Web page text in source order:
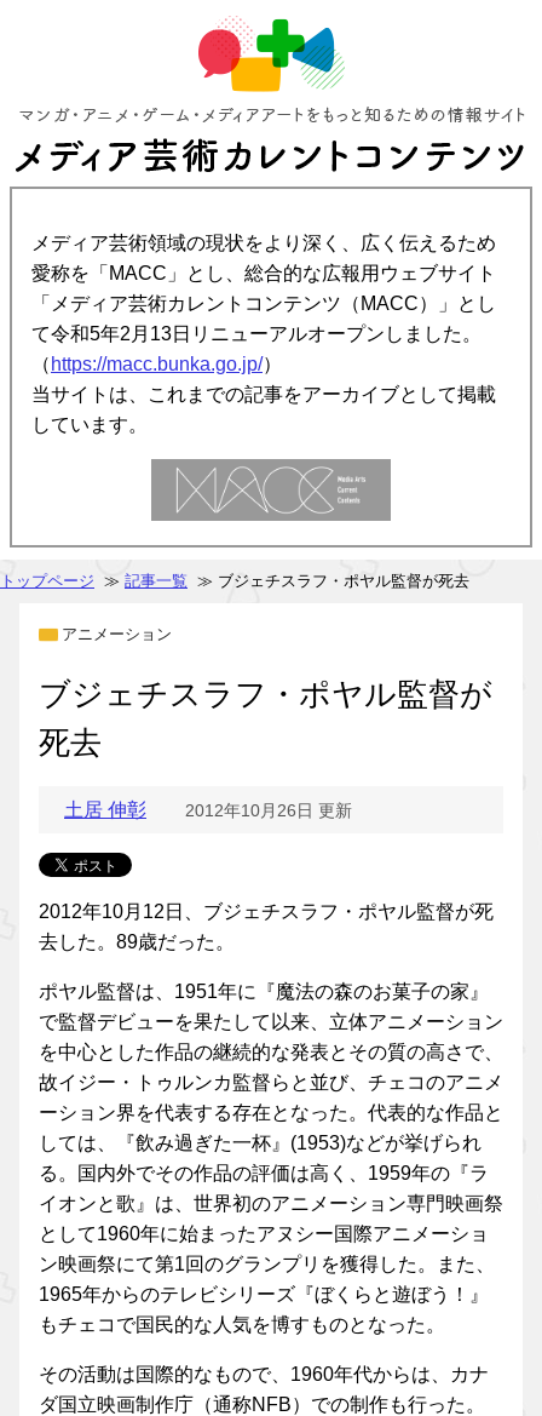
メディア芸術領域の現状をより深く、広く伝えるため
愛称を「MACC」とし、総合的な広報用ウェブサイト
「メディア芸術カレントコンテンツ（MACC）」とし
て令和5年2月13日リニューアルオープンしました。
（ https://macc.bunka.go.jp/）
当サイトは、これまでの記事をアーカイブとして掲載
しています。
トップページ ≫ 記事一覧 ≫ ブジェチスラフ・ポヤル監督が死去
アニメーション
ブジェチスラフ・ポヤル監督が
死去
土居 伸彰 2012年10月26日 更新
2012年10月12日、ブジェチスラフ・ポヤル監督が死
去した。89歳だった。
ポヤル監督は、1951年に『魔法の森のお菓子の家』
で監督デビューを果たして以来、立体アニメーション
を中心とした作品の継続的な発表とその質の高さで、
故イジー・トゥルンカ監督らと並び、チェコのアニメ
ーション界を代表する存在となった。代表的な作品と
しては、『飲み過ぎた一杯』(1953)などが挙げられ
る。国内外でその作品の評価は高く、1959年の『ラ
イオンと歌』は、世界初のアニメーション専門映画祭
として1960年に始まったアヌシー国際アニメーショ
ン映画祭にて第1回のグランプリを獲得した。また、
1965年からのテレビシリーズ『ぼくらと遊ぼう！』
もチェコで国民的な人気を博すものとなった。
その活動は国際的なもので、1960年代からは、カナ
ダ国立映画制作庁（通称NFB）での制作も行った。